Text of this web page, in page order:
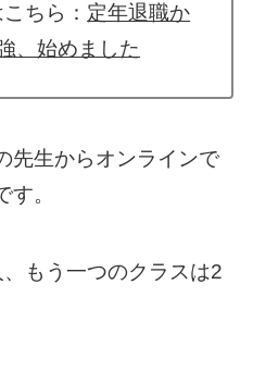
ちら： 定年退職か
、始めました
先生からオンラインで
。
もう一つのクラスは2